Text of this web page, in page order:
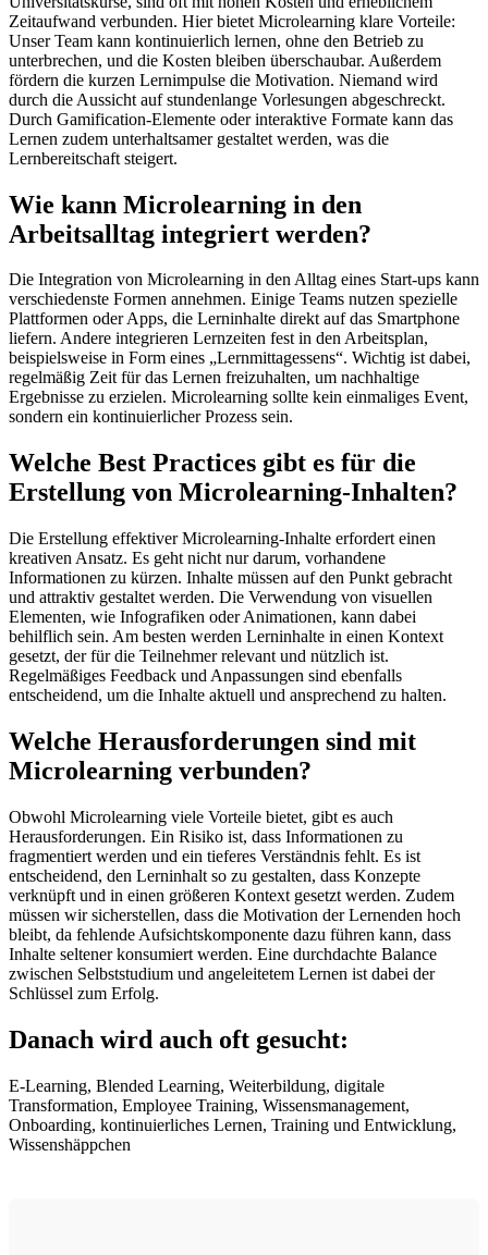
Zeitaufwand verbunden. Hier bietet Microlearning klare Vorteile:
Unser Team kann kontinuierlich lernen, ohne den Betrieb zu
unterbrechen, und die Kosten bleiben überschaubar. Außerdem
fördern die kurzen Lernimpulse die Motivation. Niemand wird
durch die Aussicht auf stundenlange Vorlesungen abgeschreckt.
Durch Gamification-Elemente oder interaktive Formate kann das
Lernen zudem unterhaltsamer gestaltet werden, was die
Lernbereitschaft steigert.
Wie kann Microlearning in den
Arbeitsalltag integriert werden?
Die Integration von Microlearning in den Alltag eines Start-ups kann
verschiedenste Formen annehmen. Einige Teams nutzen spezielle
Plattformen oder Apps, die Lerninhalte direkt auf das Smartphone
liefern. Andere integrieren Lernzeiten fest in den Arbeitsplan,
beispielsweise in Form eines „Lernmittagessens“. Wichtig ist dabei,
regelmäßig Zeit für das Lernen freizuhalten, um nachhaltige
Ergebnisse zu erzielen. Microlearning sollte kein einmaliges Event,
sondern ein kontinuierlicher Prozess sein.
Welche Best Practices gibt es für die
Erstellung von Microlearning-Inhalten?
Die Erstellung effektiver Microlearning-Inhalte erfordert einen
kreativen Ansatz. Es geht nicht nur darum, vorhandene
Informationen zu kürzen. Inhalte müssen auf den Punkt gebracht
und attraktiv gestaltet werden. Die Verwendung von visuellen
Elementen, wie Infografiken oder Animationen, kann dabei
behilflich sein. Am besten werden Lerninhalte in einen Kontext
gesetzt, der für die Teilnehmer relevant und nützlich ist.
Regelmäßiges Feedback und Anpassungen sind ebenfalls
entscheidend, um die Inhalte aktuell und ansprechend zu halten.
Welche Herausforderungen sind mit
Microlearning verbunden?
Obwohl Microlearning viele Vorteile bietet, gibt es auch
Herausforderungen. Ein Risiko ist, dass Informationen zu
fragmentiert werden und ein tieferes Verständnis fehlt. Es ist
entscheidend, den Lerninhalt so zu gestalten, dass Konzepte
verknüpft und in einen größeren Kontext gesetzt werden. Zudem
müssen wir sicherstellen, dass die Motivation der Lernenden hoch
bleibt, da fehlende Aufsichtskomponente dazu führen kann, dass
Inhalte seltener konsumiert werden. Eine durchdachte Balance
zwischen Selbststudium und angeleitetem Lernen ist dabei der
Schlüssel zum Erfolg.
Danach wird auch oft gesucht:
E-Learning, Blended Learning, Weiterbildung, digitale
Transformation, Employee Training, Wissensmanagement,
Onboarding, kontinuierliches Lernen, Training und Entwicklung,
Wissenshäppchen